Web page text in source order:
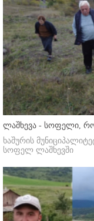
ლაშხევა - სოფელი,
ხაშურის
სოფელ ლაშხევში